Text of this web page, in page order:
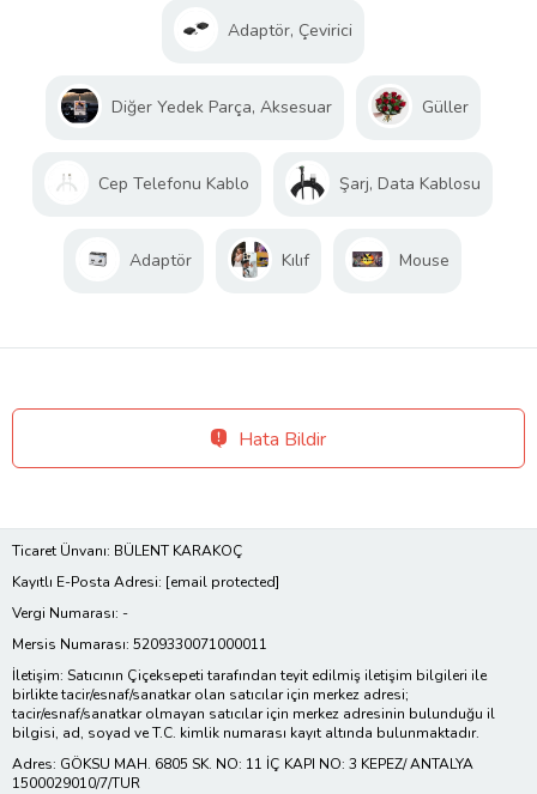
Adaptör, Çevirici
Diğer Yedek Parça, Aksesuar Güller
Cep Telefonu Kablo Şarj, Data Kablosu
Adaptör Kılıf Mouse
Hata Bildir
Ticaret Ünvanı: BÜLENT KARAKOÇ
Kayıtlı E-Posta Adresi: [email protected]
Vergi Numarası: -
Mersis Numarası: 5209330071000011
İletişim: Satıcının Çiçeksepeti tarafından teyit edilmiş iletişim bilgileri ile
birlikte tacir/esnaf/sanatkar olan satıcılar için merkez adresi;
tacir/esnaf/sanatkar olmayan satıcılar için merkez adresinin bulunduğu il
bilgisi, ad, soyad ve T.C. kimlik numarası kayıt altında bulunmaktadır.
Adres: GÖKSU MAH. 6805 SK. NO: 11 İÇ KAPI NO: 3 KEPEZ/ ANTALYA
1500029010/7/TUR